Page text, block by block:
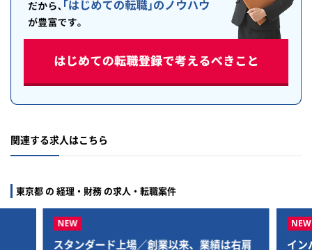
関連する求人はこちら
東京都 の 経理・財務 の求人・転職案件
スタンダード上場／創業以来、業績は右肩
イン